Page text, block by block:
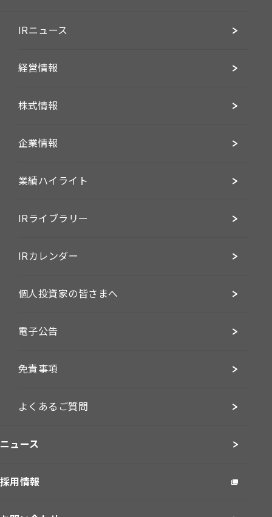
IRニュース
経営情報
株式情報
企業情報
業績ハイライト
IRライブラリー
IRカレンダー
個人投資家の皆さまへ
電子公告
免責事項
よくあるご質問
ニュース
採用情報